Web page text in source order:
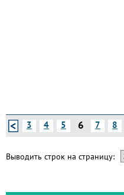
3 4 5 6 7 8
Выводить строк на страницу: